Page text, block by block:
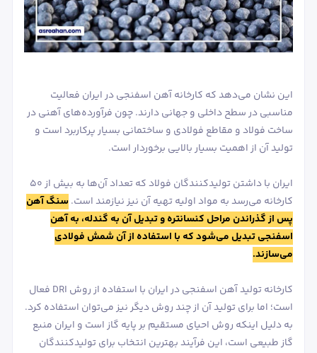
این نشان می‌دهد که کارخانه آهن اسفنجی در ایران فعالیت
مناسبی در سطح داخلی و جهانی دارند. چون فرآورده‌های آهنی در
ساخت فولاد و مقاطع فولادی و ساختمانی بسیار پرکاربرد است و
تولید آن از اهمیت بسیار بالایی برخوردار است.
ایران با داشتن تولیدکنندگان فولاد که تعداد آن‌ها به بیش از 50
کارخانه می‌رسد به مواد اولیه تهیه آن نیز نیازمند است.سنگ آهن
پس از گذراندن مراحل کنسانتره و تبدیل آن به گندله، به آهن
اسفنجی تبدیل می‌شود که با استفاده از آن شمش فولادی
می‌سازند.
کارخانه تولید آهن اسفنجی در ایران با استفاده از روش DRI فعال
است؛ اما برای تولید آن از چند روش دیگر نیز می‌توان استفاده کرد.
به دلیل اینکه روش احیای مستقیم بر پایه گاز است و ایران منبع
گاز طبیعی است، این فرآیند بهترین انتخاب برای تولیدکنندگان